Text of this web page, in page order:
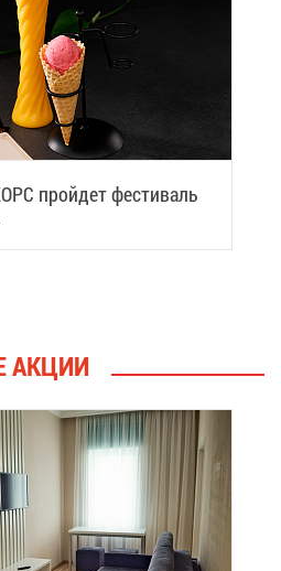
прой­дет фе­сти­валь
АК­ЦИИ